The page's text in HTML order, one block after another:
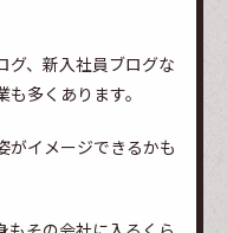
グ、新入社員ブログな
多くあります。
がイメージできるかも